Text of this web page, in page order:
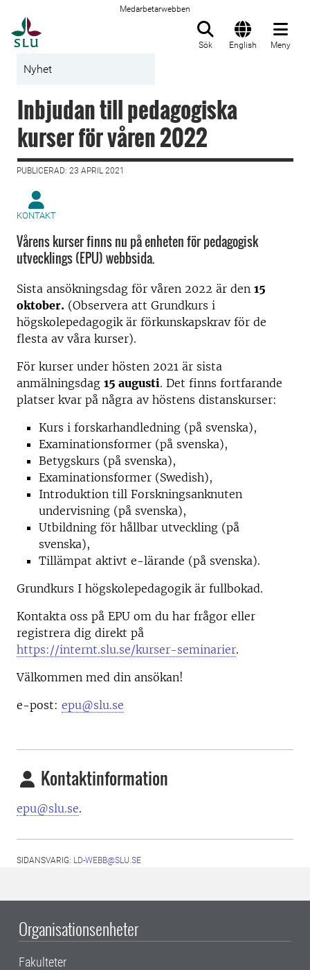
Medarbetarwebben
Sök English Meny
Nyhet
Inbjudan till pedagogiska
kurser för våren 2022
PUBLICERAD: 23 APRIL 2021
KONTAKT
Vårens kurser finns nu på enheten för pedagogisk
utvecklings (EPU) webbsida.
Sista ansökningsdag för våren 2022 är den 15
oktober. (Observera att Grundkurs i
högskolepedagogik är förkunskapskrav för de
flesta av våra kurser).
För kurser under hösten 2021 är sista
anmälningsdag 15 augusti. Det finns fortfarande
platser kvar på några av höstens distanskurser:
Kurs i forskarhandledning (på svenska),
Examinationsformer (på svenska),
Betygskurs (på svenska),
Examinationsformer (Swedish),
Introduktion till Forskningsanknuten
undervisning (på svenska),
Utbildning för hållbar utveckling (på
svenska),
Tillämpat aktivt e-lärande (på svenska).
Grundkurs I högskolepedagogik är fullbokad.
Kontakta oss på EPU om du har frågor eller
registrera dig direkt på
https://internt.slu.se/kurser-seminarier.
Välkommen med din ansökan!
e-post: epu@slu.se
Kontaktinformation
epu@slu.se.
SIDANSVARIG: LD-WEBB@SLU.SE
Organisationsenheter
Fakulteter